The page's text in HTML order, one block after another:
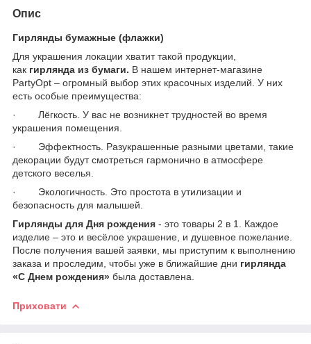
Опис
Гирлянды бумажные (флажки)
Для украшения локации хватит такой продукции,
как гирлянда из бумаги. В нашем интернет-магазине
PartyOpt – огромный выбор этих красочных изделий. У них
есть особые преимущества:
· Лёгкость. У вас не возникнет трудностей во время
украшения помещения.
· Эффектность. Разукрашенные разными цветами, такие
декорации будут смотреться гармонично в атмосфере
детского веселья.
· Экологичность. Это простота в утилизации и
безопасность для малышей.
Гирлянды для Дня рождения - это товары 2 в 1. Каждое
изделие – это и весёлое украшение, и душевное пожелание.
После получения вашей заявки, мы приступим к выполнению
заказа и проследим, чтобы уже в ближайшие дни гирлянда
«С Днем рождения» была доставлена.
Приховати